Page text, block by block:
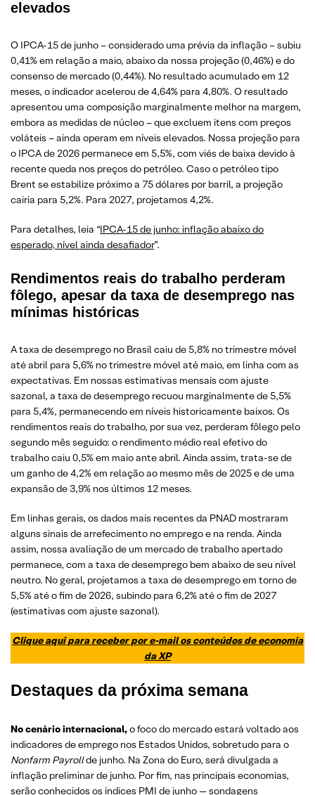
elevados
O IPCA-15 de junho – considerado uma prévia da inflação – subiu
0,41% em relação a maio, abaixo da nossa projeção (0,46%) e do
consenso de mercado (0,44%). No resultado acumulado em 12
meses, o indicador acelerou de 4,64% para 4,80%. O resultado
apresentou uma composição marginalmente melhor na margem,
embora as medidas de núcleo – que excluem itens com preços
voláteis – ainda operam em níveis elevados. Nossa projeção para
o IPCA de 2026 permanece em 5,5%, com viés de baixa devido à
recente queda nos preços do petróleo. Caso o petróleo tipo
Brent se estabilize próximo a 75 dólares por barril, a projeção
cairia para 5,2%. Para 2027, projetamos 4,2%.
Para detalhes, leia “IPCA-15 de junho: inflação abaixo do
esperado, nível ainda desafiador”.
Rendimentos reais do trabalho perderam
fôlego, apesar da taxa de desemprego nas
mínimas históricas
A taxa de desemprego no Brasil caiu de 5,8% no trimestre móvel
até abril para 5,6% no trimestre móvel até maio, em linha com as
expectativas. Em nossas estimativas mensais com ajuste
sazonal, a taxa de desemprego recuou marginalmente de 5,5%
para 5,4%, permanecendo em níveis historicamente baixos. Os
rendimentos reais do trabalho, por sua vez, perderam fôlego pelo
segundo mês seguido: o rendimento médio real efetivo do
trabalho caiu 0,5% em maio ante abril. Ainda assim, trata-se de
um ganho de 4,2% em relação ao mesmo mês de 2025 e de uma
expansão de 3,9% nos últimos 12 meses.
Em linhas gerais, os dados mais recentes da PNAD mostraram
alguns sinais de arrefecimento no emprego e na renda. Ainda
assim, nossa avaliação de um mercado de trabalho apertado
permanece, com a taxa de desemprego bem abaixo de seu nível
neutro. No geral, projetamos a taxa de desemprego em torno de
5,5% até o fim de 2026, subindo para 6,2% até o fim de 2027
(estimativas com ajuste sazonal).
Clique aqui para receber por e-mail os conteúdos de economia
da XP
Destaques da próxima semana
No cenário internacional,o foco do mercado estará voltado aos
indicadores de emprego nos Estados Unidos, sobretudo para o
Nonfarm Payrollde junho. Na Zona do Euro, será divulgada a
inflação preliminar de junho. Por fim, nas principais economias,
serão conhecidos os índices PMI de junho — sondagens